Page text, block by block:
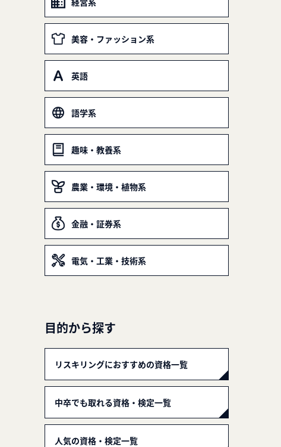
美容・ファッション系
英語
語学系
趣味・教養系
農業・環境・植物系
金融・証券系
電気・工業・技術系
目的から探す
リスキリングにおすすめの資格一覧
中卒でも取れる資格・検定一覧
人気の資格・検定一覧